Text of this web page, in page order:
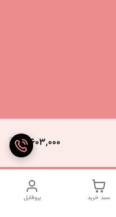
3,603,000
پروفایل سبد خرید